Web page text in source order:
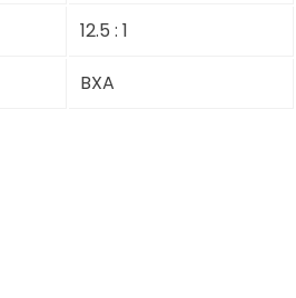
12.5 : 1
BXA